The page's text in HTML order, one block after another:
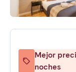
Mejor
noches